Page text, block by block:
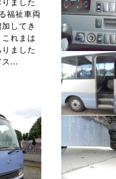
ました
福祉車両
してき
れまは
ました
...